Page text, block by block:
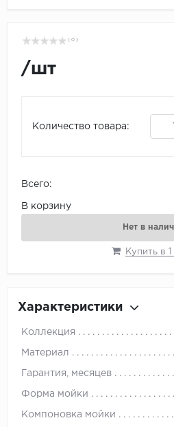
( 0 )
/шт
Количество товара:
Всего:
В корзину
Нет в
Купить в 1
Характеристики
Коллекция
Материал
Гарантия, месяцев
Форма мойки
Компоновка мойки